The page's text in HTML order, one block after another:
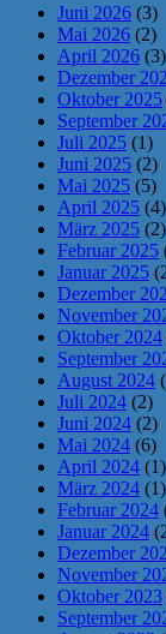
Juni 2026 (3)
Mai 2026 (2)
April 2026 (3)
Dezember
Oktober 2025
September
Juli 2025 (1)
Juni 2025 (2)
Mai 2025 (5)
April 2025 (4)
März 2025 (2)
Februar 2025
Januar 2025
Dezember
November
Oktober 2024
September
August 2024
Juli 2024 (2)
Juni 2024 (2)
Mai 2024 (6)
April 2024 (1)
März 2024 (1)
Februar 2024
Januar 2024
Dezember
November
Oktober 2023
September